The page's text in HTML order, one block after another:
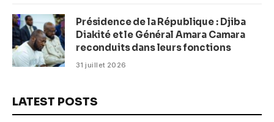
Présidence de la République : Djiba
Diakité et le Général Amara Camara
reconduits dans leurs fonctions
31 juillet 2026
LATEST POSTS